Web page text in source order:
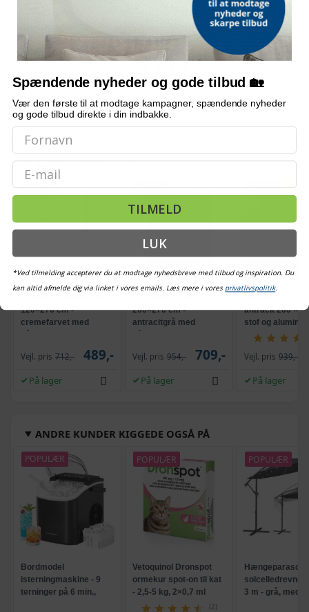
isterningmaskine - 9
terninger på 6 min.,
Vejl. pris 569,- 509,-
Snart på lager
Vetoquinol Dronspot
ormekur spot-on til kat
- 2,5-5 kg, 2×0,7 ml
209,-
På lager
Hængeparasols
solcelledrevne
3 m - grå, med
Vejl. pris
På lager
ALTERNATIVE VARER
TILBUD
120×270 cm -
cremefarvet med
håndsving
Vejl. pris 712,- 489,-
På lager
TILBUD
200×270 cm -
antracitgrå med
håndsving
Vejl. pris 954,- 709,-
På lager
TILBUD
antracit 200 ×
stof og
Vejl. pris 939,-
På lager
ANDRE KUNDER KIGGEDE OGSÅ PÅ
POPULÆR
Bordmodel
isterningmaskine - 9
terninger på 6 min.,
POPULÆR
Vetoquinol Dronspot
ormekur spot-on til kat
- 2,5-5 kg, 2×0,7 ml
(2)
POPULÆR
Hængeparasols
solcelledrevne
3 m - grå, med
Spændende nyheder og gode tilbud 🏡
Vær den første til at modtage kampagner, spændende nyheder
og gode tilbud direkte i din indbakke.
Email
TILMELD
LUK
*Ved tilmelding accepterer du at modtage nyhedsbreve med tilbud og inspiration. Du
kan altid afmelde dig via linket i vores emails. Læs mere i vores privatlivspolitik.